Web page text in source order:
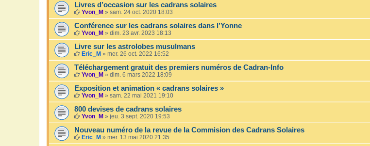
Livres d’occasion sur les cadrans solaires
Yvon_M » sam. 24 oct. 2020 18:03
Conférence sur les cadrans solaires dans l’Yonne
Yvon_M » dim. 23 avr. 2023 18:13
Livre sur les astrolobes musulmans
Eric_M » mer. 26 oct. 2022 16:52
Téléchargement gratuit des premiers numéros de Cadran-Info
Yvon_M » dim. 6 mars 2022 18:09
Exposition et animation « cadrans solaires »
Yvon_M » sam. 22 mai 2021 19:10
800 devises de cadrans solaires
Yvon_M » jeu. 3 sept. 2020 19:53
Nouveau numéro de la revue de la Commision des Cadrans Solaires
Eric_M » mer. 13 mai 2020 21:35